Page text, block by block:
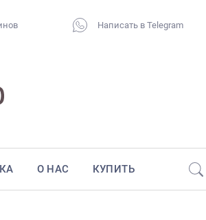
Написать в Telegram
О НАС КУПИТЬ